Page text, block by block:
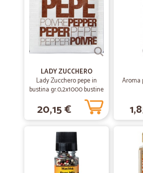
LADY ZUCCHERO
Lady Zucchero pepe in
bustina gr.0,2x1000 bustine
20,15 €
Aroma